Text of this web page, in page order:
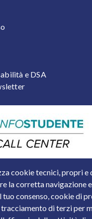
cookie tecnici, propri e
la corretta navigazione
consenso, cookie di
di terzi per
e DSA